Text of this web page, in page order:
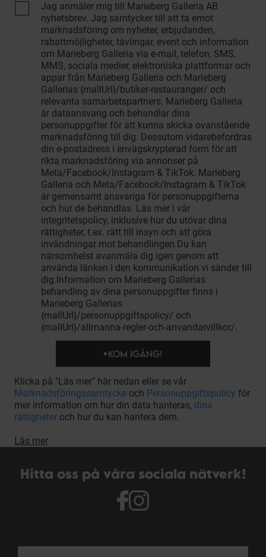
Jag anmäler mig till Marieberg Galleria AB
nyhetsbrev. Jag samtycker till att ta emot
marknadsföring om nyheter, erbjudanden,
rabattmöjligheter, tävlingar, event och information
om Marieberg Galleria via e-mail, telefon, SMS,
MMS, sociala medier, elektroniska plattformar och
appar från Marieberg Galleria och Marieberg
Gallerias {mallUrl}/butiker-restauranger/ och
relevanta samarbetspartners. Marieberg Galleria
är dataansvarig och behandlar dina
personuppgifter för att kunna skicka ovanstående
marknadsföring till dig. Dessutom vidarebefordras
din e-postadress i envägskrypterad form för att
rikta marknadsföring via annonser på
Meta/Facebook/Instagram & TikTok. Marieberg
Galleria och Meta/Facebook/Instagram & TikTok
är gemensamt ansvariga för personuppgifterna
och hur de behandlas. Läs mer i vår
integritetspolicy, inklusive hur du utövar dina
rättigheter, t.ex. rätt till insyn och att göra
invändningar mot behandlingen.Du kan
närsomhelst avanmäla dig igen genom att
använda länken i den kommunikation vi sänder till
dig.Information om Marieberg Gallerias
behandling av dina personuppgifter finns i
Marieberg Gallerias
{mallUrl}/personuppgiftspolicy/ och
{mallUrl}/allmanna-regler-och-anvandarvillkor/.
KOM IGÅNG!
Klicka på "Läs mer" här nedan eller se vår
Marknadsföringssamtycke och Personuppgiftspolicy för
mer information om hur din data hanteras, dina
rättigheter och hur du kan hantera dem.
Läs mer
Hitta oss på våra sociala nätverk!